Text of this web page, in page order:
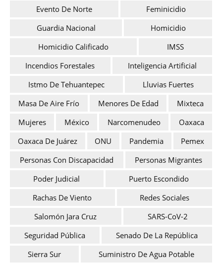
Evento De Norte
Feminicidio
Guardia Nacional
Homicidio
Homicidio Calificado
IMSS
Incendios Forestales
Inteligencia Artificial
Istmo De Tehuantepec
Lluvias Fuertes
Masa De Aire Frío
Menores De Edad
Mixteca
Mujeres
México Narcomenudeo
Oaxaca
Oaxaca De Juárez
ONU Pandemia
Pemex
Personas Con Discapacidad
Personas Migrantes
Poder Judicial
Puerto Escondido
Rachas De Viento
Redes Sociales
Salomón Jara Cruz
SARS-CoV-2
Seguridad Pública
Senado De La República
Sierra Sur
Suministro De Agua Potable